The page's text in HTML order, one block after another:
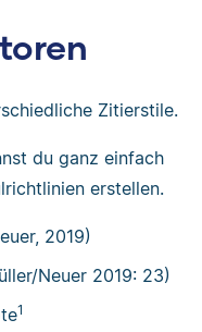
Zitierstile.
du ganz einfach
erstellen.
2019)
Neuer 2019: 23)
1